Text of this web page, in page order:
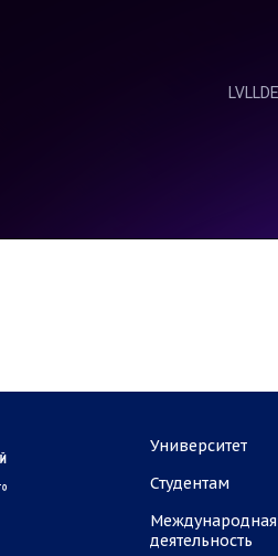
Университет
Студентам
Международная
деятельность